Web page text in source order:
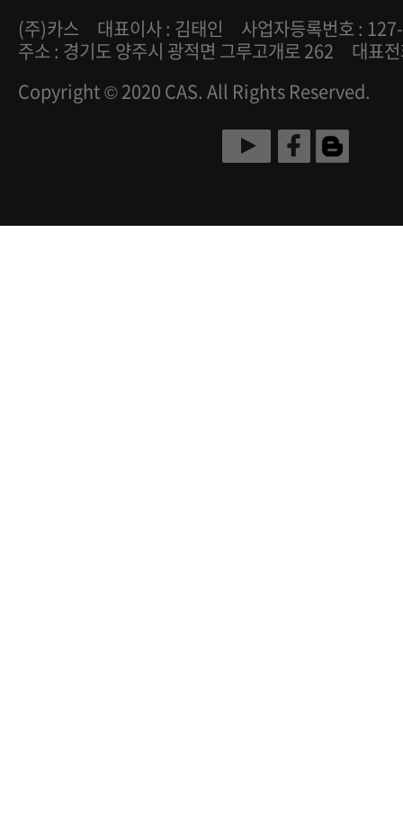
(주)카스
대표이사 : 김태인
사업자등록번호 :
주소 : 경기도 양주시 광적면 그루고개로 262
대표
Copyright © 2020 CAS. All Rights Reserved.